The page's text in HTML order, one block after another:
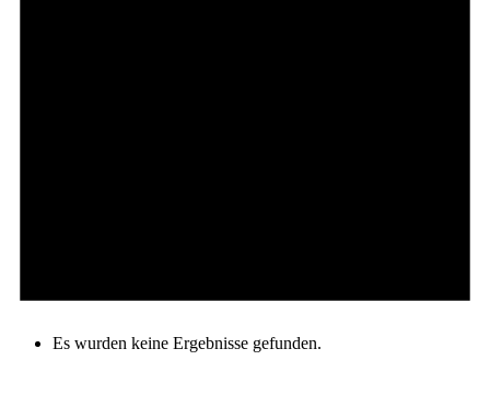
Es wurden keine Ergebnisse gefunden.